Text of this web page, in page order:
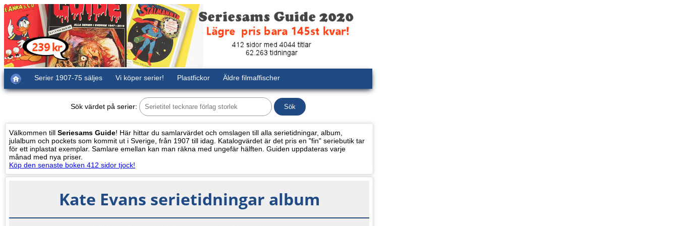
Serier 1907-75 säljes Vi köper serier! Plastfickor Äldre filmaffischer
Sök värdet på serier:
Välkommen till Seriesams Guide! Här hittar du samlarvärdet och omslagen till alla serietidningar, album,
julalbum och pockets som kommit ut i Sverige, från 1907 till idag. Katalogvärdet är det pris en "fin" seriebutik tar
för ett inplastat exemplar. Samlare emellan kan man räkna med ungefär hälften. Guiden uppdateras varje
månad med nya priser.
Köp den senaste boken 412 sidor tjock!
Kate Evans serietidningar album